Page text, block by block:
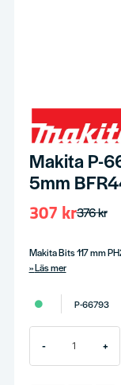
Makita P-
5mm
376 kr
307 kr
Makita Bits 117 mm
Läs mer
P-66793
- +